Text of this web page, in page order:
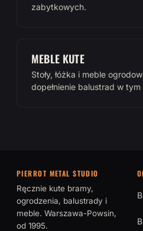
zabytkowych.
MEBLE KUTE
Stoły, łóżka i meble
dopełnienie balustrad w
PIERROT METAL STUDIO
Ręcznie kute bramy,
ogrodzenia, balustrady i
meble. Warszawa-Powsin,
od 1995.